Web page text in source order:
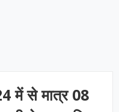
में से मात्र 08